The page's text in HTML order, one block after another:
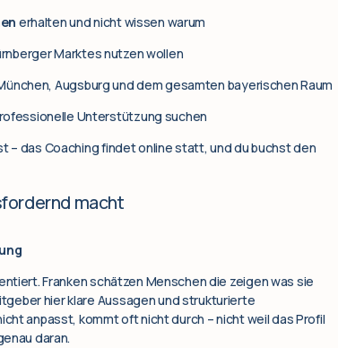
erhalten und nicht wissen warum
Marktes nutzen wollen
Augsburg und dem gesamten bayerischen Raum
Unterstützung suchen
– das Coaching findet online statt, und du buchst den
macht
Franken schätzen Menschen die zeigen was sie
hier klare Aussagen und strukturierte
anpasst, kommt oft nicht durch – nicht weil das Profil
daran.